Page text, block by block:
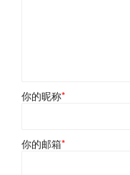
你的昵称*
你的邮箱*